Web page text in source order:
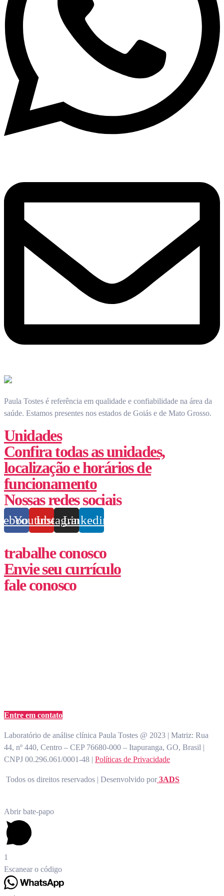
Paula Tostes é referência em qualidade e confiabilidade na área da
saúde. Estamos presentes nos estados de Goiás e de Mato Grosso.
Unidades
Confira todas as unidades,
localização e horários de
funcionamento
Nossas redes sociais
YoutubeInstagram
Linkedin
trabalhe conosco
Envie seu currículo
fale conosco
Entre em contato
Laboratório de análise clínica Paula Tostes @ 2023 | Matriz: Rua
44, nº 440, Centro – CEP 76680-000 – Itapuranga, GO, Brasil |
CNPJ 00.296.061/0001-48 | Políticas de Privacidade
Todos os direitos reservados | Desenvolvido por3ADS
Abrir bate-papo
1
Escanear o código